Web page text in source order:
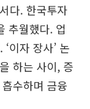
다. 한국투자
추월했다. 업
이자 장사’ 논
하는 사이, 증
수하며 금융